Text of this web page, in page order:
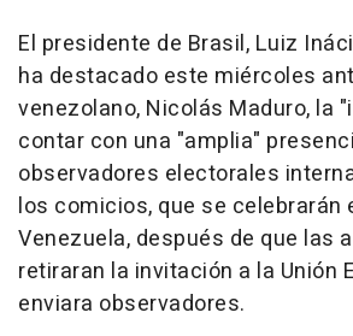
El presidente de Brasil, Luiz
ha destacado este miércoles
venezolano, Nicolás Maduro, la
contar con una "amplia"
observadores electorales
los comicios, que se celebrarán
Venezuela, después de que las
retiraran la invitación a la Unión
enviara observadores.